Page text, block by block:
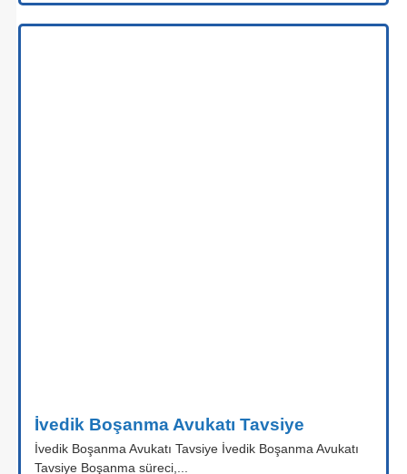
İvedik Boşanma Avukatı Tavsiye
İvedik Boşanma Avukatı Tavsiye İvedik Boşanma Avukatı
Tavsiye Boşanma süreci,...